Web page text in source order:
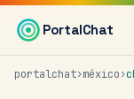
Saltar al
PortalChat
portalchat›méxico›